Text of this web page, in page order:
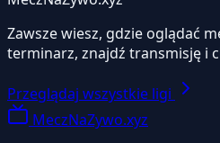
Zawsze wiesz, gdzie oglądać
terminarz, znajdź transmisję i
Przeglądaj wszystkie ligi
MeczNaZywo.xyz